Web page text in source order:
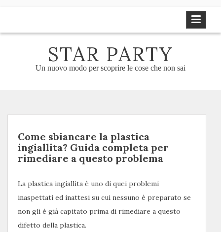
STAR PARTY
Un nuovo modo per scoprire le cose che non sai
Come sbiancare la plastica
ingiallita? Guida completa per
rimediare a questo problema
La plastica ingiallita è uno di quei problemi
inaspettati ed inattesi su cui nessuno è preparato se
non gli è già capitato prima di rimediare a questo
difetto della plastica.